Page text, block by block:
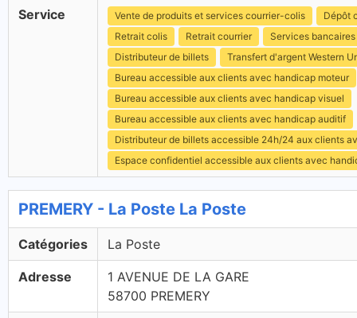
Service Vente de produits et services courrier-colis
Dépôt
Retrait colis
Retrait courrier
Services bancaires
Distributeur de billets
Transfert d'argent Western
Bureau accessible aux clients avec handicap moteur
Bureau accessible aux clients avec handicap visuel
Bureau accessible aux clients avec handicap auditif
Distributeur de billets accessible 24h/24 aux clients
Espace confidentiel accessible aux clients avec
PREMERY - La Poste La Poste
Catégories La Poste
Adresse
1 AVENUE DE LA GARE
58700 PREMERY